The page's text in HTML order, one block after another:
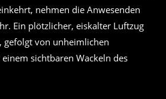
nehmen die Anwesenden
Ein plötzlicher, eiskalter Luftzug
gefolgt von unheimlichen
sichtbaren Wackeln des